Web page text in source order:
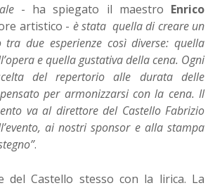
- ha spiegato il maestro Enrico
artistico - è stata quella di creare un
due esperienze così diverse: quella
e quella gustativa della cena. Ogni
del repertorio alle durata delle
per armonizzarsi con la cena. Il
va al direttore del Castello Fabrizio
ai nostri sponsor e alla stampa
.
del Castello stesso con la lirica. La